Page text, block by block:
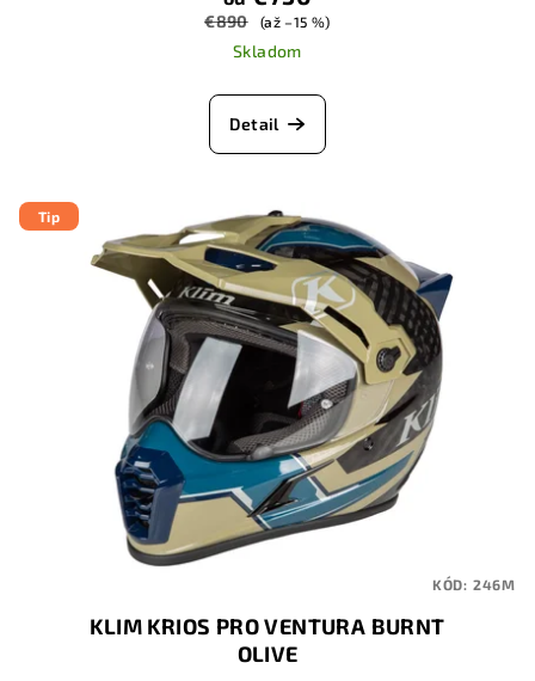
€890 (až –15 %)
Skladom
Detail
Tip
KLIM KRIOS PRO VENTURA BURNT
OLIVE
KÓD: 246M